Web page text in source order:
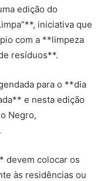
edição do
iniciativa que
com a **limpeza
resíduos**.
para o **dia
e nesta edição
Negro,
devem colocar os
às residências ou